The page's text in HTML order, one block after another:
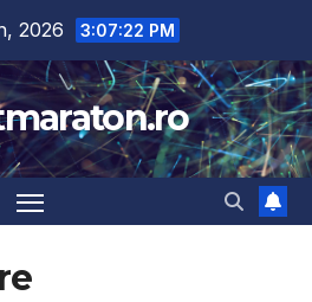
2026 3:07:23 PM